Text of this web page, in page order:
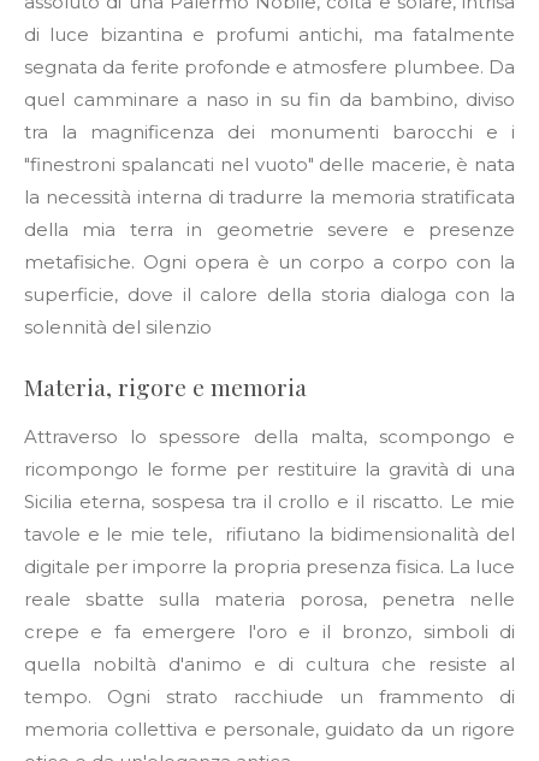
di luce bizantina e profumi antichi, ma fatalmente
segnata da ferite profonde e atmosfere plumbee. Da
quel camminare a naso in su fin da bambino, diviso
tra la magnificenza dei monumenti barocchi e i
"finestroni spalancati nel vuoto" delle macerie, è nata
la necessità interna di tradurre la memoria stratificata
della mia terra in geometrie severe e presenze
metafisiche. Ogni opera è un corpo a corpo con la
superficie, dove il calore della storia dialoga con la
solennità del silenzio
Materia, rigore e memoria
Attraverso lo spessore della malta, scompongo e
ricompongo le forme per restituire la gravità di una
Sicilia eterna, sospesa tra il crollo e il riscatto. Le mie
tavole e le mie tele, rifiutano la bidimensionalità del
digitale per imporre la propria presenza fisica. La luce
reale sbatte sulla materia porosa, penetra nelle
crepe e fa emergere l'oro e il bronzo, simboli di
quella nobiltà d'animo e di cultura che resiste al
tempo. Ogni strato racchiude un frammento di
memoria collettiva e personale, guidato da un rigore